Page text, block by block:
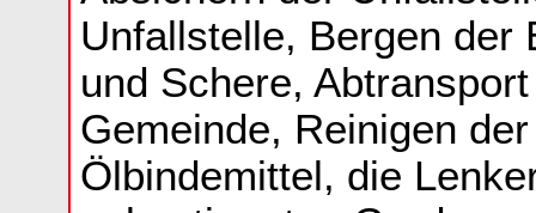
Unfallstelle, Bergen der
und Schere,
Gemeinde, Reinigen
Ölbindemittel, die